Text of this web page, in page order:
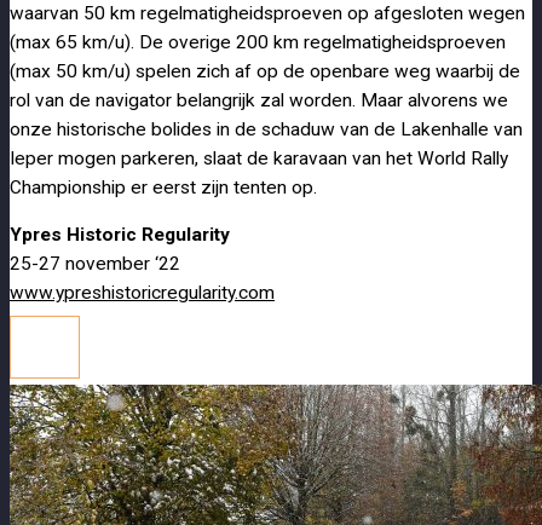
waarvan 50 km regelmatigheidsproeven op afgesloten wegen
(max 65 km/u). De overige 200 km regelmatigheidsproeven
(max 50 km/u) spelen zich af op de openbare weg waarbij de
rol van de navigator belangrijk zal worden. Maar alvorens we
onze historische bolides in de schaduw van de Lakenhalle van
Ieper mogen parkeren, slaat de karavaan van het World Rally
Championship er eerst zijn tenten op.
Ypres Historic Regularity
25-27 november ‘22
www.ypreshistoricregularity.com